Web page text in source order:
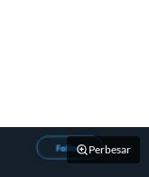
Perbesar